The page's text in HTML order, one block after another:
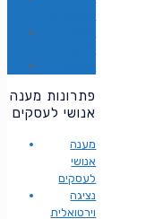
פתרונות מענה
אנושי לעסקים
מענה
אנושי
לעסקים
נציגה
וירטואלית